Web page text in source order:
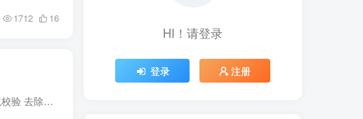
1712 16
修改时间 2026年7月5日 修改内容 去除广告，禁止广告初始化 去除爱加密启动环境校验 去除友盟统计系统
HI！请登录
登录 注册